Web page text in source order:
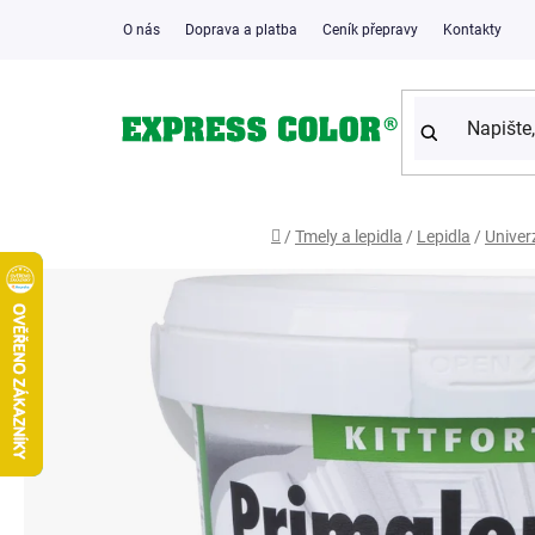
O nás Doprava a platba Ceník přepravy Kontakty
Domů
/ Tmely a lepidla / Lepidla /